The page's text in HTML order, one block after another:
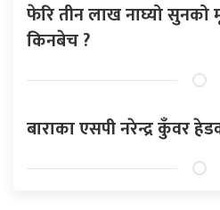
फेरि तीन लाख नाघ्यो
किनबेच ?
बाराका एसपी नरेन्द्र कुँवर